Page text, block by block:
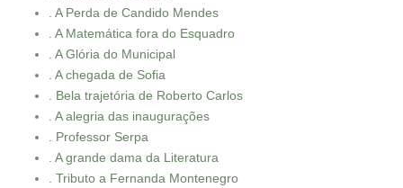
. A Perda de Candido Mendes
. A Matemática fora do Esquadro
. A Glória do Municipal
. A chegada de Sofia
. Bela trajetória de Roberto Carlos
. A alegria das inaugurações
. Professor Serpa
. A grande dama da Literatura
. Tributo a Fernanda Montenegro